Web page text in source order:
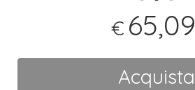
€ 65,09
Acquista